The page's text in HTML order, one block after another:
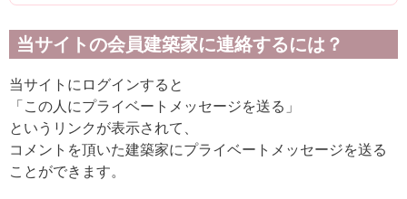
当サイトの会員建築家に連絡するには？
当サイトにログインすると
「この人にプライベートメッセージを送る」
というリンクが表示されて、
コメントを頂いた建築家にプライベートメッセージを送る
ことができます。